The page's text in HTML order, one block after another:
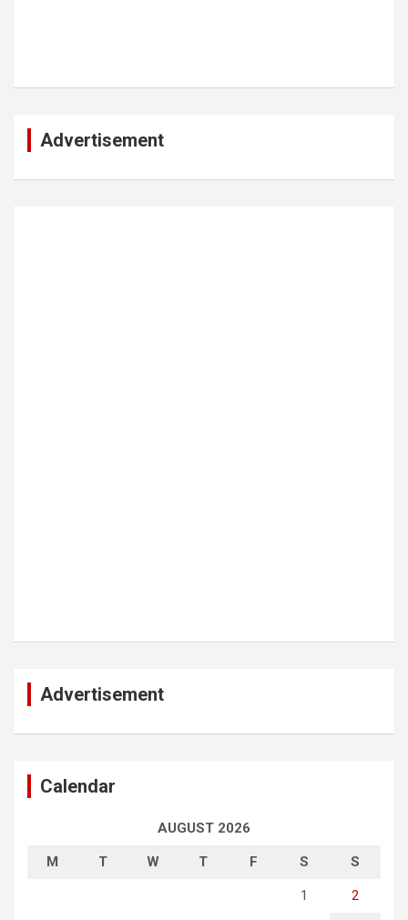
Advertisement
Advertisement
Calendar
AUGUST 2026
M T W T F S S
1 2